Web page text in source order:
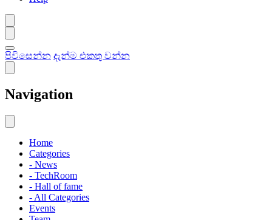
පිවිසෙන්න දැන්ම එකතු වන්න
Navigation
Home
Categories
- News
- TechRoom
- Hall of fame
- All Categories
Events